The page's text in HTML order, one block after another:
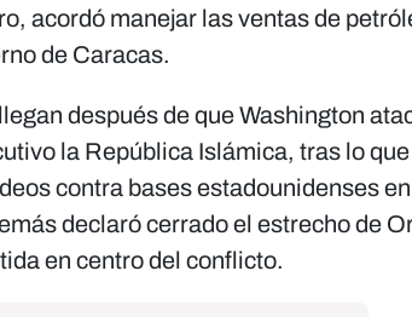
acordó manejar las ventas de
de Caracas.
después de que Washington
la República Islámica, tras lo que
contra bases estadounidenses en
declaró cerrado el estrecho de
en centro del conflicto.